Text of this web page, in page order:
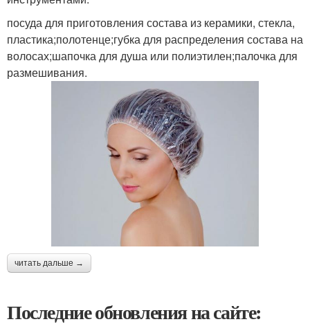
посуда для приготовления состава из керамики, стекла,
пластика;полотенце;губка для распределения состава на
волосах;шапочка для душа или полиэтилен;палочка для
размешивания.
читать дальше →
Последние обновления на сайте: